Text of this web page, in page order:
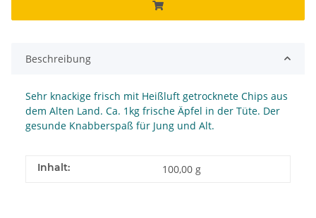
Beschreibung
Sehr knackige frisch mit Heißluft getrocknete Chips aus
dem Alten Land. Ca. 1kg frische Äpfel in der Tüte. Der
gesunde Knabberspaß für Jung und Alt.
Inhalt: 100,00 g